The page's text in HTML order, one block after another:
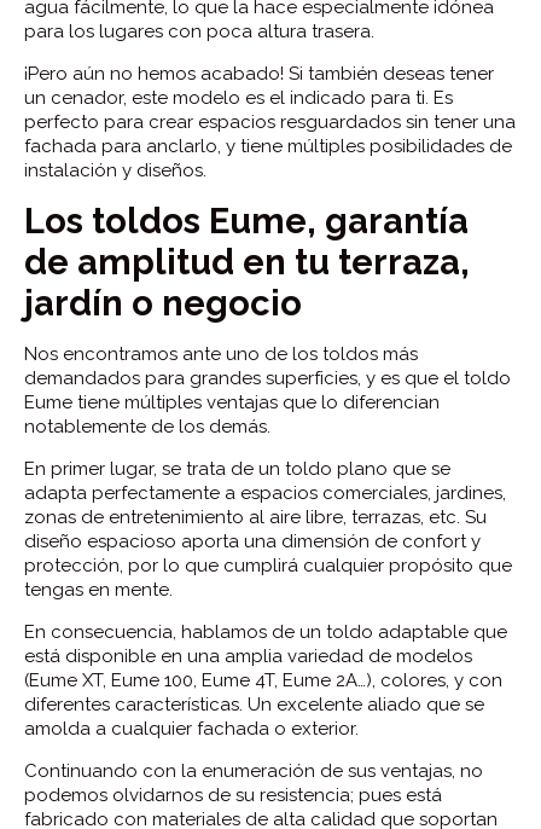
agua fácilmente, lo que la hace especialmente idónea
para los lugares con poca altura trasera.
¡Pero aún no hemos acabado! Si también deseas tener
un cenador, este modelo es el indicado para ti. Es
perfecto para crear espacios resguardados sin tener una
fachada para anclarlo, y tiene múltiples posibilidades de
instalación y diseños.
Los toldos Eume, garantía
de amplitud en tu terraza,
jardín o negocio
Nos encontramos ante uno de los toldos más
demandados para grandes superficies, y es que el toldo
Eume tiene múltiples ventajas que lo diferencian
notablemente de los demás.
En primer lugar, se trata de un toldo plano que se
adapta perfectamente a espacios comerciales, jardines,
zonas de entretenimiento al aire libre, terrazas, etc. Su
diseño espacioso aporta una dimensión de confort y
protección, por lo que cumplirá cualquier propósito que
tengas en mente.
En consecuencia, hablamos de un toldo adaptable que
está disponible en una amplia variedad de modelos
(Eume XT, Eume 100, Eume 4T, Eume 2A…), colores, y con
diferentes características. Un excelente aliado que se
amolda a cualquier fachada o exterior.
Continuando con la enumeración de sus ventajas, no
podemos olvidarnos de su resistencia; pues está
fabricado con materiales de alta calidad que soportan